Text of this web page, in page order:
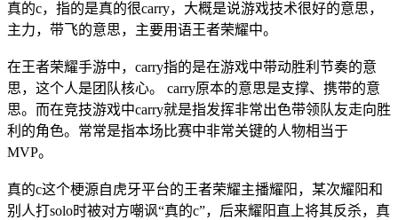
真的c，指的是真的很carry，大概是说游戏技术很好的意思，
主力，带飞的意思，主要用语王者荣耀中。
在王者荣耀手游中，carry指的是在游戏中带动胜利节奏的意
思，这个人是团队核心。 carry原本的意思是支撑、携带的意
思。而在竞技游戏中carry就是指发挥非常出色带领队友走向胜
利的角色。常常是指本场比赛中非常关键的人物相当于
MVP。
真的c这个梗源自虎牙平台的王者荣耀主播耀阳，某次耀阳和
别人打solo时被对方嘲讽“真的c”，后来耀阳直上将其反杀，真